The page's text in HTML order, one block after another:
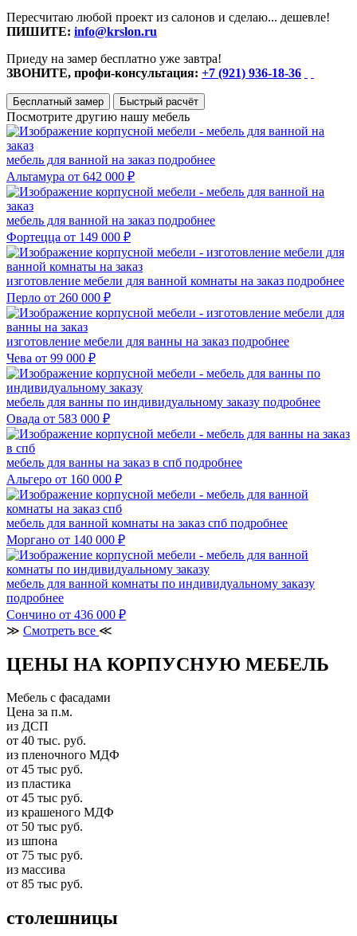
Пересчитаю любой проект из салонов и сделаю... дешевле!
ПИШИТЕ: info@krslon.ru
Приеду на замер бесплатно уже завтра!
ЗВОНИТЕ, профи-консультация: +7 (921) 936-18-36
Бесплатный замер Быстрый расчёт
Посмотрите другию нашу мебель
мебель для ванной на заказ подробнее
Альтамура от 642 000 ₽
мебель для ванной на заказ подробнее
Фортецца от 149 000 ₽
изготовление мебели для ванной комнаты на заказ подробнее
Перло от 260 000 ₽
изготовление мебели для ванны на заказ подробнее
Чева от 99 000 ₽
мебель для ванны по индивидуальному заказу подробнее
Овада от 583 000 ₽
мебель для ванны на заказ в спб подробнее
Альгеро от 160 000 ₽
мебель для ванной комнаты на заказ спб подробнее
Моргано от 140 000 ₽
мебель для ванной комнаты по индивидуальному заказу
подробнее
Сончино от 436 000 ₽
≫ Смотреть все ≪
ЦЕНЫ НА КОРПУСНУЮ МЕБЕЛЬ
Мебель с фасадами
Цена за п.м.
из ДСП
от 40 тыс. руб.
из пленочного МДФ
от 45 тыс руб.
из пластика
от 45 тыс руб.
из крашеного МДФ
от 50 тыс руб.
из шпона
от 75 тыс руб.
из массива
от 85 тыс руб.
столешницы